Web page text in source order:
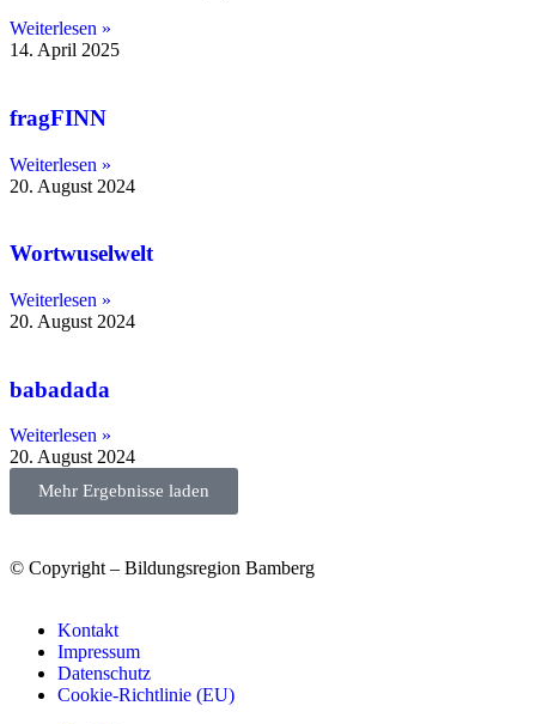
Weiterlesen »
14. April 2025
fragFINN
Weiterlesen »
20. August 2024
Wortwuselwelt
Weiterlesen »
20. August 2024
babadada
Weiterlesen »
20. August 2024
Mehr Ergebnisse laden
© Copyright – Bildungsregion Bamberg
Kontakt
Impressum
Datenschutz
Cookie-Richtlinie (EU)